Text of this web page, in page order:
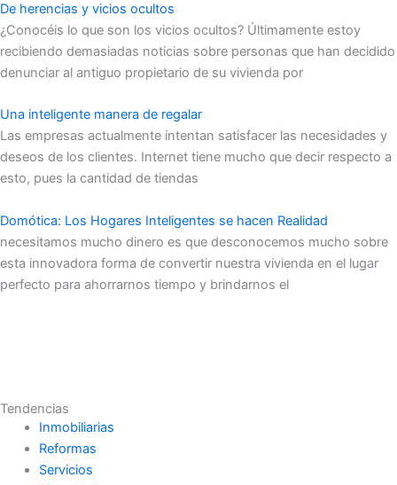
De herencias y vicios ocultos
¿Conocéis lo que son los vicios ocultos? Últimamente estoy
recibiendo demasiadas noticias sobre personas que han decidido
denunciar al antiguo propietario de su vivienda por
Una inteligente manera de regalar
Las empresas actualmente intentan satisfacer las necesidades y
deseos de los clientes. Internet tiene mucho que decir respecto a
esto, pues la cantidad de tiendas
Domótica: Los Hogares Inteligentes se hacen Realidad
necesitamos mucho dinero es que desconocemos mucho sobre
esta innovadora forma de convertir nuestra vivienda en el lugar
perfecto para ahorrarnos tiempo y brindarnos el
Tendencias
Inmobiliarias
Reformas
Servicios